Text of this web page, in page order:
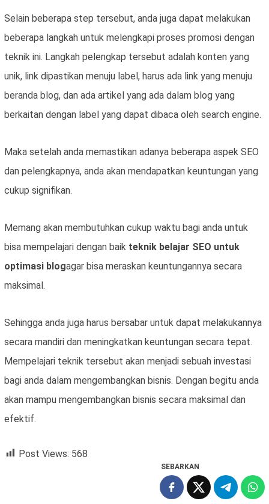
Selain beberapa step tersebut, anda juga dapat melakukan
beberapa langkah untuk melengkapi proses promosi dengan
teknik ini. Langkah pelengkap tersebut adalah konten yang
unik, link dipastikan menuju label, harus ada link yang menuju
beranda blog, dan ada artikel yang ada dalam blog yang
berkaitan dengan label yang dapat dibaca oleh search engine.
Maka setelah anda memastikan adanya beberapa aspek SEO
dan pelengkapnya, anda akan mendapatkan keuntungan yang
cukup signifikan.
Memang akan membutuhkan cukup waktu bagi anda untuk
bisa mempelajari dengan baik teknik belajar SEO untuk
optimasi blogagar bisa meraskan keuntungannya secara
maksimal.
Sehingga anda juga harus bersabar untuk dapat melakukannya
secara mandiri dan meningkatkan keuntungan secara tepat.
Mempelajari teknik tersebut akan menjadi sebuah investasi
bagi anda dalam mengembangkan bisnis. Dengan begitu anda
akan mampu mengembangkan bisnis secara maksimal dan
efektif.
Post Views: 568
SEBARKAN